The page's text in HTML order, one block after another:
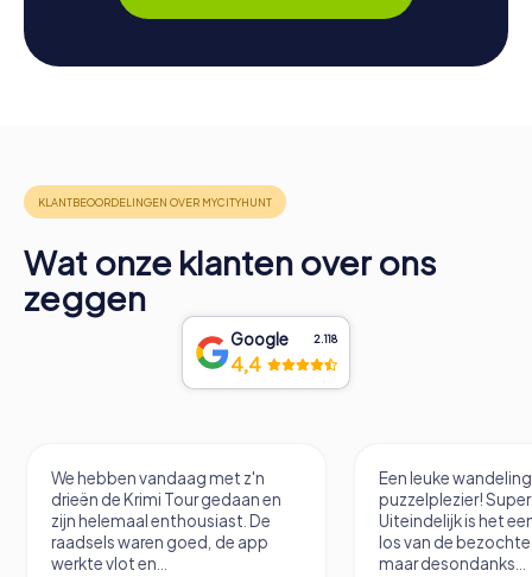
Wat onze klanten over ons
zeggen
Google 2.118
4,4
We hebben vandaag met z'n
drieën de Krimi Tour gedaan en
zijn helemaal enthousiast. De
raadsels waren goed, de app
werkte vlot en...
Een leuke
puzzelplezier!
Uiteindelijk is het
los van de
maar desondanks...